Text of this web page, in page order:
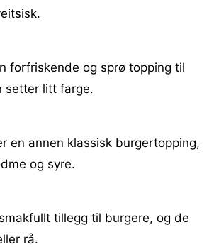
forfriskende og sprø topping til
setter litt farge.
en annen klassisk burgertopping,
og syre.
tillegg til burgere, og de
rå.